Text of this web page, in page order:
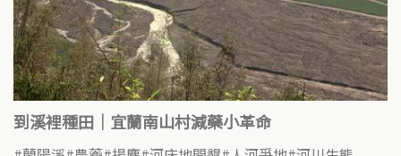
到溪裡種田｜宜蘭南山村減藥小革命